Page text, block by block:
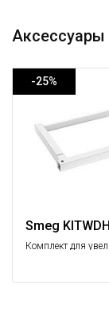
Аксессуары
-25%
Smeg
Комплект для